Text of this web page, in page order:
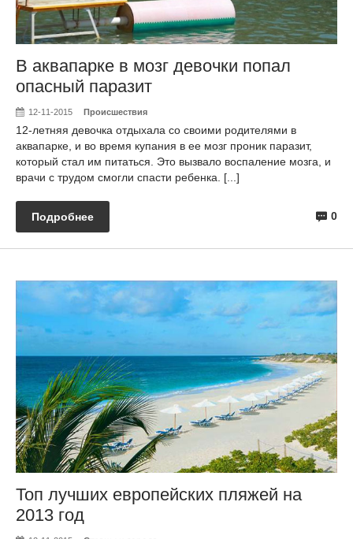
В аквапарке в мозг девочки попал
опасный паразит
12-11-2015 Происшествия
12-летняя девочка отдыхала со своими родителями в
аквапарке, и во время купания в ее мозг проник паразит,
который стал им питаться. Это вызвало воспаление мозга, и
врачи с трудом смогли спасти ребенка. [...]
0
Подробнее
Топ лучших европейских пляжей на
2013 год